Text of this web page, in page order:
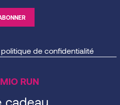
politique de confidentialité
RUN
cadeau